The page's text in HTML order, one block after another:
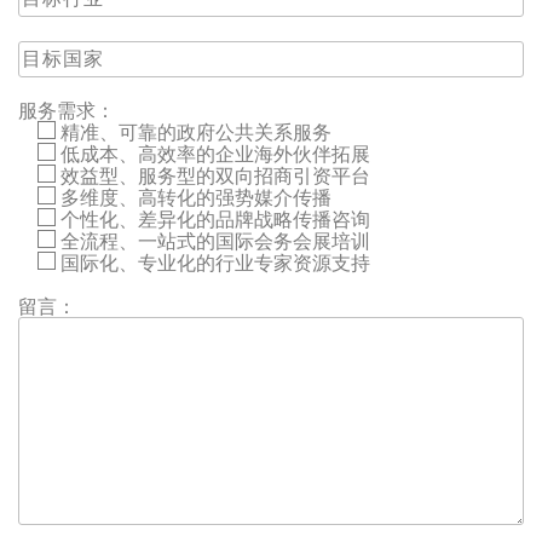
服务需求：
精准、可靠的政府公共关系服务
低成本、高效率的企业海外伙伴拓展
效益型、服务型的双向招商引资平台
多维度、高转化的强势媒介传播
个性化、差异化的品牌战略传播咨询
全流程、一站式的国际会务会展培训
国际化、专业化的行业专家资源支持
留言：